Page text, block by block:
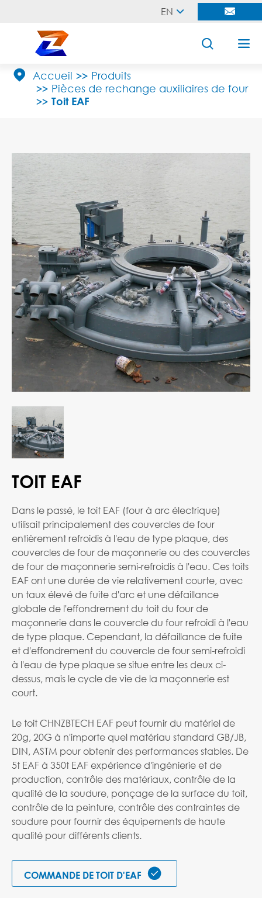
EN  
 
 Accueil
Produits
Pièces de rechange auxiliaires de four
Toit EAF
TOIT EAF
Dans le passé, le toit EAF (four à arc électrique)
utilisait principalement des couvercles de four
entièrement refroidis à l'eau de type plaque, des
couvercles de four de maçonnerie ou des couvercles
de four de maçonnerie semi-refroidis à l'eau. Ces toits
EAF ont une durée de vie relativement courte, avec
un taux élevé de fuite d'arc et une défaillance
globale de l'effondrement du toit du four de
maçonnerie dans le couvercle du four refroidi à l'eau
de type plaque. Cependant, la défaillance de fuite
et d'effondrement du couvercle de four semi-refroidi
à l'eau de type plaque se situe entre les deux ci-
dessus, mais le cycle de vie de la maçonnerie est
court.
Le toit CHNZBTECH EAF peut fournir du matériel de
20g, 20G à n'importe quel matériau standard GB/JB,
DIN, ASTM pour obtenir des performances stables. De
5t EAF à 350t EAF expérience d'ingénierie et de
production, contrôle des matériaux, contrôle de la
qualité de la soudure, ponçage de la surface du toit,
contrôle de la peinture, contrôle des contraintes de
soudure pour fournir des équipements de haute
qualité pour différents clients.
COMMANDE DE TOIT D'EAF 